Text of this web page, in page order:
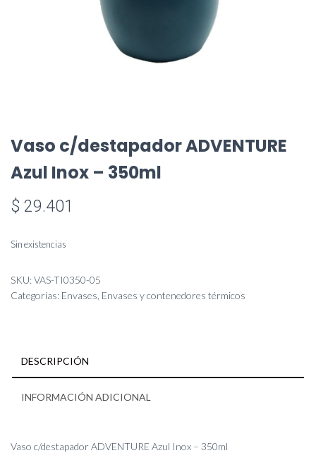
Vaso c/destapador ADVENTURE
Azul Inox – 350ml
$ 29.401
Sin existencias
SKU:VAS-TI0350-05
Categorías: Envases Envases y contenedores térmicos
DESCRIPCIÓN
INFORMACIÓN ADICIONAL
Vaso c/destapador ADVENTURE Azul Inox – 350ml